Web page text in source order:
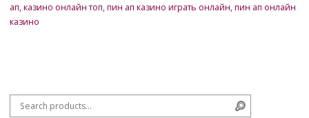
ап,казино онлайн топ,пин ап казино играть онлайн,пин ап онлайн
казино
Search for: